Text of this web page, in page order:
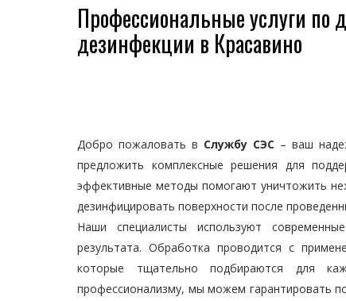
Профессиональные услуги по
дезинфекции в Красавино
Добро пожаловать в Службу СЭС– ваш
предложить комплексные решения для
эффективные методы помогают уничтожить
дезинфицировать поверхности после
Наши специалисты используют
результата. Обработка проводится с
которые тщательно подбираются для
профессионализму, мы можем гарантировать